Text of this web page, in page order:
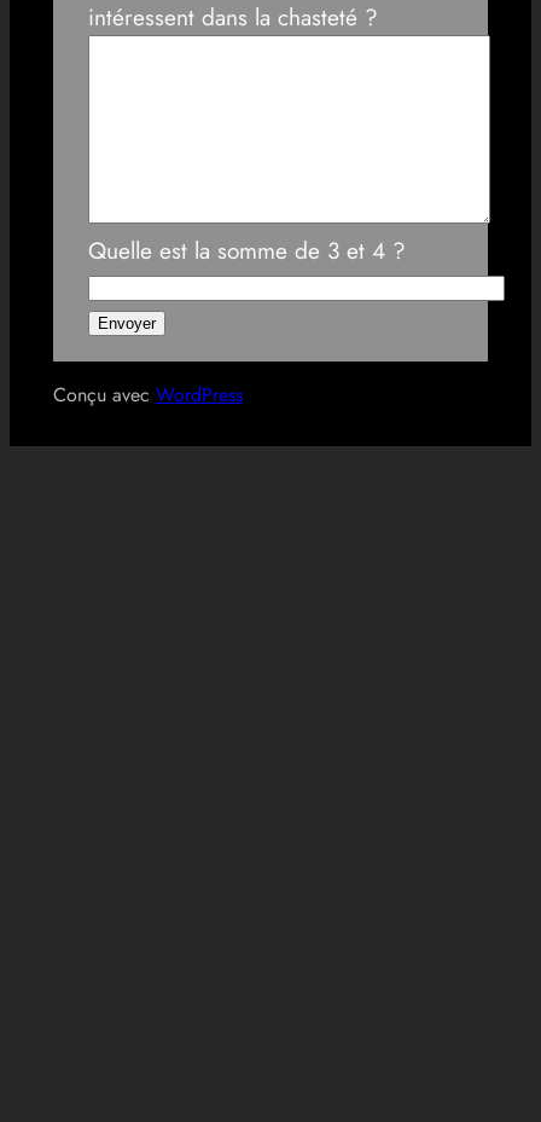
intéressent dans la chasteté ?
Quelle est la somme de 3 et 4 ?
Conçu avec WordPress